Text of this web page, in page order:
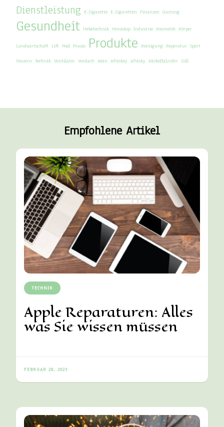
Dienstleistung E-Zigarette E-Zigaretten Finanzen Gaming
Gesundheit Hebetechnik Horoskop Industrie Kosmetik Körper
Landwirtschaft Lift Pool Praxis Produkte Reinigung Reperatur Sport
Steuern Technik Ventilator Vordach Wein Whiskey Whisky Wickelfalzrohr Zoll
Empfohlene Artikel
TECHNIK
Apple Reparaturen: Alles
was Sie wissen müssen
FEBRUAR 28, 2023